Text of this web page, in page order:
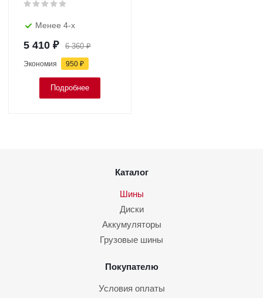
Менее 4-х
5 410 ₽ 6 360₽
Экономия 950 ₽
Подробнее
Каталог
Шины
Диски
Аккумуляторы
Грузовые шины
Покупателю
Условия оплаты